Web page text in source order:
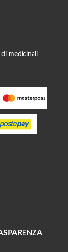
medicinali